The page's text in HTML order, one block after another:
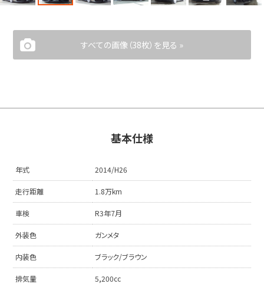
すべての画像（38枚）を見る »
基本仕様
年式 2014/H26
走行距離 1.8万km
車検 R3年7月
外装色 ガンメタ
内装色 ブラック/ブラウン
排気量 5,200cc